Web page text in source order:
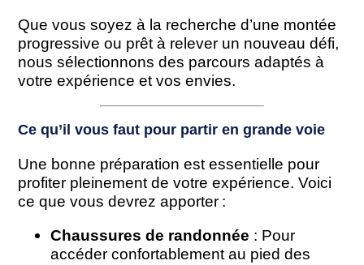
Que vous soyez à la recherche d’une montée
progressive ou prêt à relever un nouveau défi,
nous sélectionnons des parcours adaptés à
votre expérience et vos envies.
Ce qu’il vous faut pour partir en grande voie
Une bonne préparation est essentielle pour
profiter pleinement de votre expérience. Voici
ce que vous devrez apporter :
Chaussures de randonnée : Pour
accéder confortablement au pied des